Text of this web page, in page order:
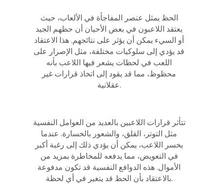
الحظ يمثل عنصر المفاجأة في الألعاب، حيث
يعتقد اللاعبون في بعض الأحيان أن حظهم الجيد
أو السيء يمكن أن يؤثر على نتائجهم. هذا الاعتقاد
قد يؤدي إلى سلوكيات مختلفة، مثل الإصرار على
اللعب في لحظات يشعر فيها اللاعب بأنه
محظوظ، مما قد يقود إلى اتخاذ قرارات غير
عقلانية.
تتأثر قرارات اللاعبين بالعديد من العوامل النفسية
مثل التوتر، القلق، والشعور بالخسارة. عندما
يخسر اللاعب، يمكن أن يؤدي ذلك إلى رغبة أكبر
في التعويض، مما يدفعه للمخاطرة بمزيد من
الأموال. هذه الدوافع النفسية قد تكون مدفوعة
بالاعتقاد بأن الحظ قد يتغير في أي لحظة.